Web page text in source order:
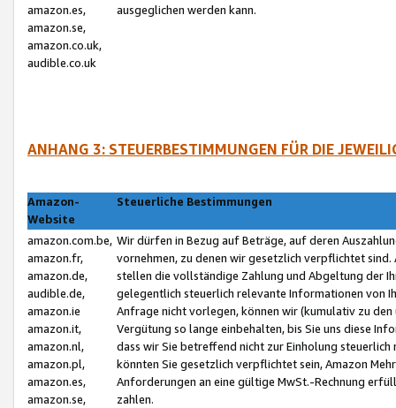
amazon.es,
amazon.se,
amazon.co.uk,
audible.co.uk
ausgeglichen werden kann.
ANHANG 3: STEUERBESTIMMUNGEN FÜR DIE
Amazon-
Website
Steuerliche Bestimmungen
amazon.com.be,
amazon.fr,
amazon.de,
audible.de,
amazon.ie
amazon.it,
amazon.nl,
amazon.pl,
amazon.es,
amazon.se,
Wir dürfen in Bezug auf Beträge, auf deren
vornehmen, zu denen wir gesetzlich verpflichtet
stellen die vollständige Zahlung und Abgeltung der
gelegentlich steuerlich relevante Informationen von
Anfrage nicht vorlegen, können wir (kumulativ zu
Vergütung so lange einbehalten, bis Sie uns diese
dass wir Sie betreffend nicht zur Einholung
könnten Sie gesetzlich verpflichtet sein, Amazon
Anforderungen an eine gültige MwSt.-Rechnung
zahlen.